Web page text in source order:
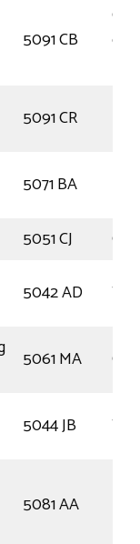
5091 CB
en
5091 CR
5071 BA
5051 CJ
5042 AD
5061 MA
5044 JB
5081 AA